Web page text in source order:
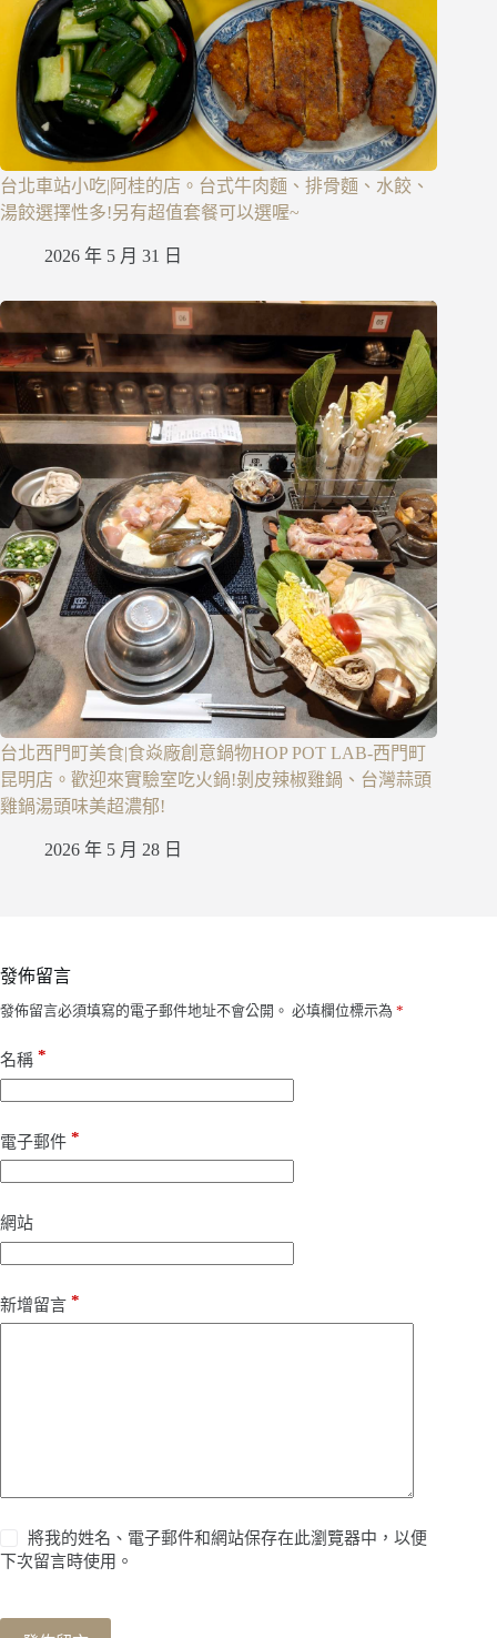
台北車站小吃|阿桂的店。台式牛肉麵、排骨麵、水餃、
湯餃選擇性多!另有超值套餐可以選喔~
2026 年 5 月 31 日
台北西門町美食|食焱廠創意鍋物HOP POT LAB-西門町
昆明店。歡迎來實驗室吃火鍋!剝皮辣椒雞鍋、台灣蒜頭
雞鍋湯頭味美超濃郁!
2026 年 5 月 28 日
發佈留言
發佈留言必須填寫的電子郵件地址不會公開。 必填欄位標示為 *
名稱 *
電子郵件 *
網站
新增留言 *
將我的姓名、電子郵件和網站保存在此瀏覽器中，以便
下次留言時使用。